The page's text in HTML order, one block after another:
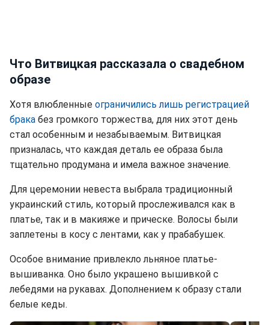
Что Витвицкая рассказала о свадебном
образе
Хотя влюбленные ограничились лишь регистрацией
брака без громкого торжества, для них этот день
стал особенным и незабываемым. Витвицкая
призналась, что каждая деталь ее образа была
тщательно продумана и имела важное значение.
Для церемонии невеста выбрала традиционный
украинский стиль, который прослеживался как в
платье, так и в макияже и прическе. Волосы были
заплетены в косу с лентами, как у прабабушек.
Особое внимание привлекло льняное платье-
вышиванка. Оно было украшено вышивкой с
лебедями на рукавах. Дополнением к образу стали
белые кеды.